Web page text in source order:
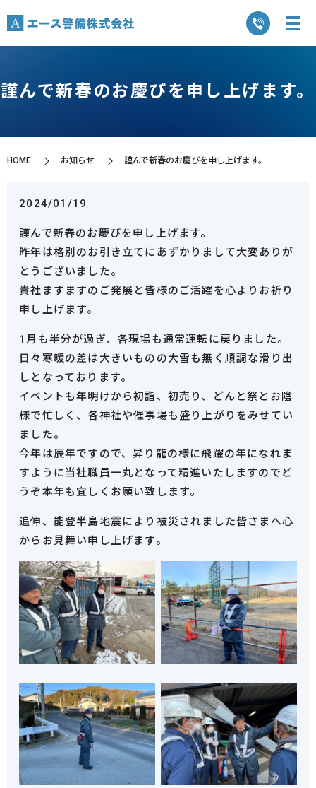
謹んで新春のお慶びを申し上げます。
HOME お知らせ 謹んで新春のお慶びを申し上げます。
2024/01/19
謹んで新春のお慶びを申し上げます。
昨年は格別のお引き立てにあずかりまして大変ありが
とうございました。
貴社ますますのご発展と皆様のご活躍を心よりお祈り
申し上げます。
1月も半分が過ぎ、各現場も通常運転に戻りました。
日々寒暖の差は大きいものの大雪も無く順調な滑り出
しとなっております。
イベントも年明けから初詣、初売り、どんと祭とお陰
様で忙しく、各神社や催事場も盛り上がりをみせてい
ました。
今年は辰年ですので、昇り龍の様に飛躍の年になれま
すように当社職員一丸となって精進いたしますのでど
うぞ本年も宜しくお願い致します。
追伸、能登半島地震により被災されました皆さまへ心
からお見舞い申し上げます。